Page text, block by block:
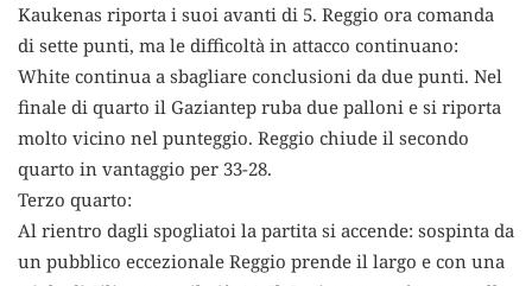
Kaukenas riporta i suoi avanti di 5. Reggio ora comanda
di sette punti, ma le difficoltà in attacco continuano:
White continua a sbagliare conclusioni da due punti. Nel
finale di quarto il Gaziantep ruba due palloni e si riporta
molto vicino nel punteggio. Reggio chiude il secondo
quarto in vantaggio per 33-28.
Terzo quarto:
Al rientro dagli spogliatoi la partita si accende: sospinta da
un pubblico eccezionale Reggio prende il largo e con una